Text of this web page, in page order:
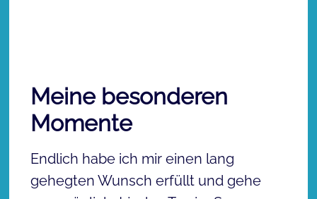
Meine besonderen
Momente
Endlich habe ich mir einen lang
gehegten Wunsch erfüllt und gehe